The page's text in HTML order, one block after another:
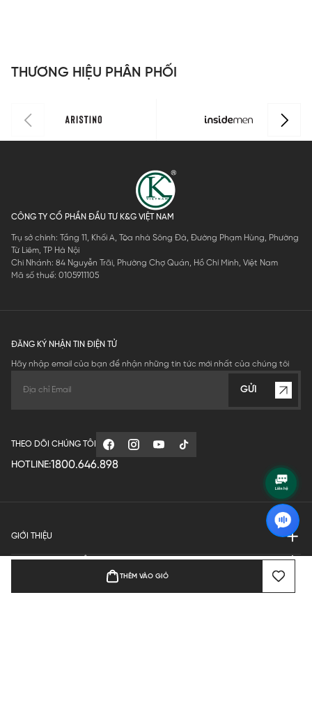
THÊM VÀO GIỎ
THƯƠNG HIỆU PHÂN PHỐI
CÔNG TY CỔ PHẦN ĐẦU TƯ K&G VIỆT NAM
Trụ sở chính: Tầng 11, Khối A, Tòa nhà Sông Đà, Đường Phạm Hùng, Phường
Từ Liêm, TP Hà Nội
Chi Nhánh: 84 Nguyễn Trãi, Phường Chợ Quán, Hồ Chí Minh, Việt Nam
Mã số thuế: 0105911105
ĐĂNG KÝ NHẬN TIN ĐIỆN TỬ
Hãy nhập email của bạn để nhận những tin tức mới nhất của chúng tôi
GỬI
THEO DÕI CHÚNG TÔI
HOTLINE:1800.646.898
GIỚI THIỆU
QUY ĐỊNH HOẠT ĐỘNG